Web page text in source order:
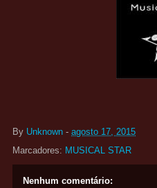
By Unknown - agosto 17, 2015
Marcadores: MUSICAL STAR
Nenhum comentário: